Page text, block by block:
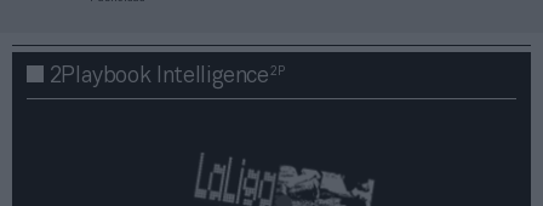
2Playbook Intelligence2P